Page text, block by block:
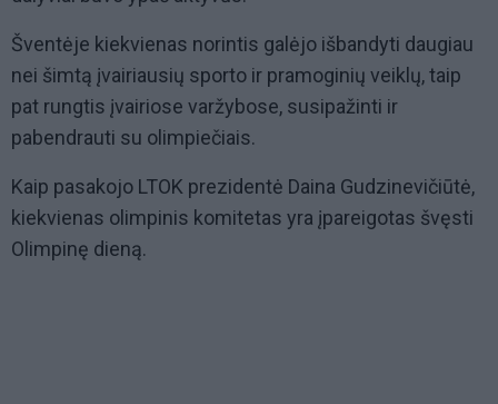
Šventėje kiekvienas norintis galėjo išbandyti daugiau
nei šimtą įvairiausių sporto ir pramoginių veiklų, taip
pat rungtis įvairiose varžybose, susipažinti ir
pabendrauti su olimpiečiais.
Kaip pasakojo LTOK prezidentė Daina Gudzinevičiūtė,
kiekvienas olimpinis komitetas yra įpareigotas švęsti
Olimpinę dieną.